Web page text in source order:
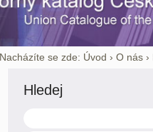
Nacházíte se zde: Úvod ›O nás ›
Hledej